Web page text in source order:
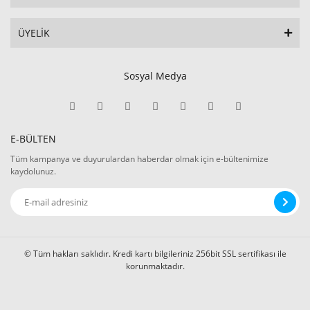
ÜYELİK
Sosyal Medya
E-BÜLTEN
Tüm kampanya ve duyurulardan haberdar olmak için e-bültenimize
kaydolunuz.
© Tüm hakları saklıdır. Kredi kartı bilgileriniz 256bit SSL sertifikası ile
korunmaktadır.